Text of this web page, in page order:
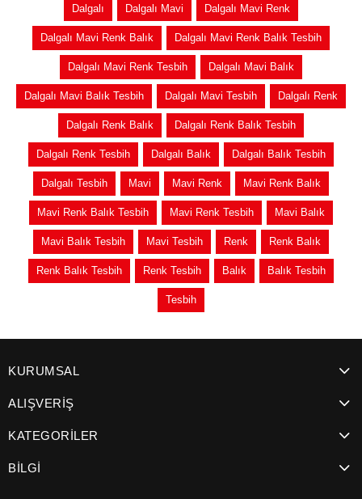
Dalgalı Dalgalı Mavi Dalgalı Mavi Renk
Dalgalı Mavi Renk Balık Dalgalı Mavi Renk Balık Tesbih
Dalgalı Mavi Renk Tesbih Dalgalı Mavi Balık
Dalgalı Mavi Balık Tesbih Dalgalı Mavi Tesbih Dalgalı Renk
Dalgalı Renk Balık Dalgalı Renk Balık Tesbih
Dalgalı Renk Tesbih Dalgalı Balık Dalgalı Balık Tesbih
Dalgalı Tesbih Mavi Mavi Renk Mavi Renk Balık
Mavi Renk Balık Tesbih Mavi Renk Tesbih Mavi Balık
Mavi Balık Tesbih Mavi Tesbih Renk Renk Balık
Renk Balık Tesbih Renk Tesbih Balık Balık Tesbih
Tesbih
KURUMSAL
ALIŞVERİŞ
KATEGORİLER
BİLGİ